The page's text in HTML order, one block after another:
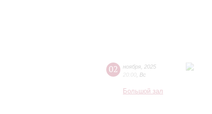
02 ноября 2025
20:00 Вс
Большой зал